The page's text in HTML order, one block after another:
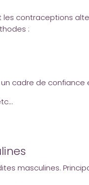
les contraceptions
:
cadre de
masculines.